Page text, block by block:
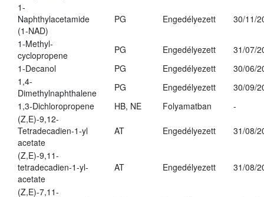
1-
Naphthylacetamide
(1-NAD)
PG Engedélyezett 30/11/
1-Methyl-
cyclopropene
PG Engedélyezett
31/07/
1-Decanol
PG Engedélyezett
30/06/
1,4-
Dimethylnaphthalene
PG Engedélyezett
30/09/
1,3-Dichloropropene
HB, NE Folyamatban
-
(Z,E)-9,12-
Tetradecadien-1-yl
acetate
AT Engedélyezett 31/08/
(Z,E)-9,11-
tetradecadien-1-yl-
acetate
AT Engedélyezett 31/08/
(Z,E)-7,11-